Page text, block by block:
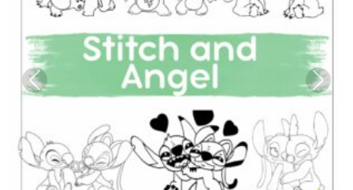
Previous Next